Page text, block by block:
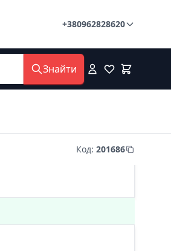
+380962828620
Знайти
Код: 201686